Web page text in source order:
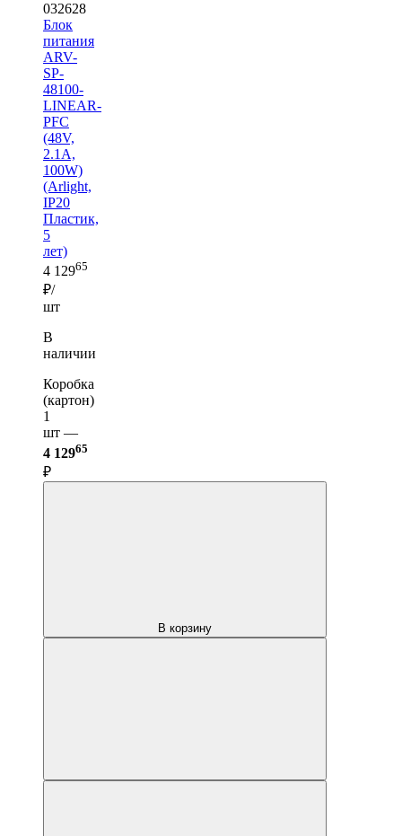
032628
Блок
питания
ARV-
SP-
48100-
LINEAR-
PFC
(48V,
2.1A,
100W)
(Arlight,
IP20
Пластик,
5
лет)
4 12965
₽/
шт
В
наличии
Коробка
(картон)
1
шт —
4 12965
₽
В корзину